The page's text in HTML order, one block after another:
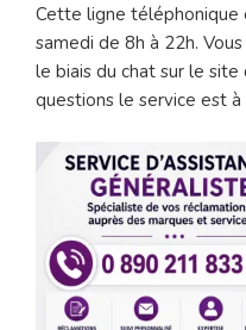
Cette ligne téléphonique
samedi de 8h à 22h.
le biais du chat sur le
questions le service est